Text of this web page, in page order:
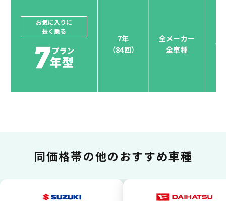
他にはないサービスがクレジットカード決済、賢くポ
イント運用も！
ポイント還元
お気に入りに
長く乗る
7年
（84回）
全メーカー
全車種
全
同価格帯の他のおすすめ車種